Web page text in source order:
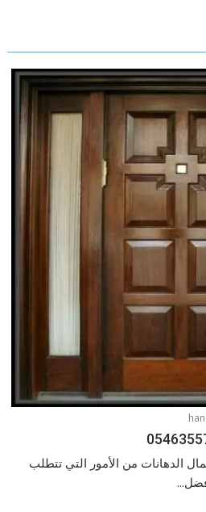
الدهانات من الأمور التي تتطلب